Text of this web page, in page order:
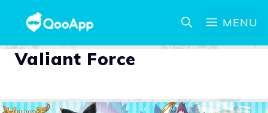
MENU
Valiant Force